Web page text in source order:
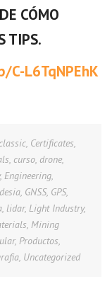
CÓMO
TIPS.
L6TqNPEhK
Certificates
curso drone,
, Engineering
GNSS, GPS,
lidar, Light Industry,
Mining
, Productos
Uncategorized